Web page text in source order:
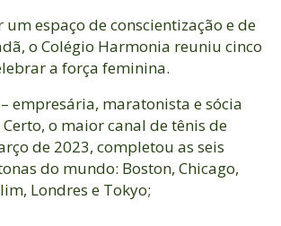
um espaço de conscientização e de
o Colégio Harmonia reuniu cinco
a força feminina.
– empresária, maratonista e sócia
o maior canal de tênis de
de 2023, completou as seis
do mundo: Boston, Chicago,
Londres e Tokyo;